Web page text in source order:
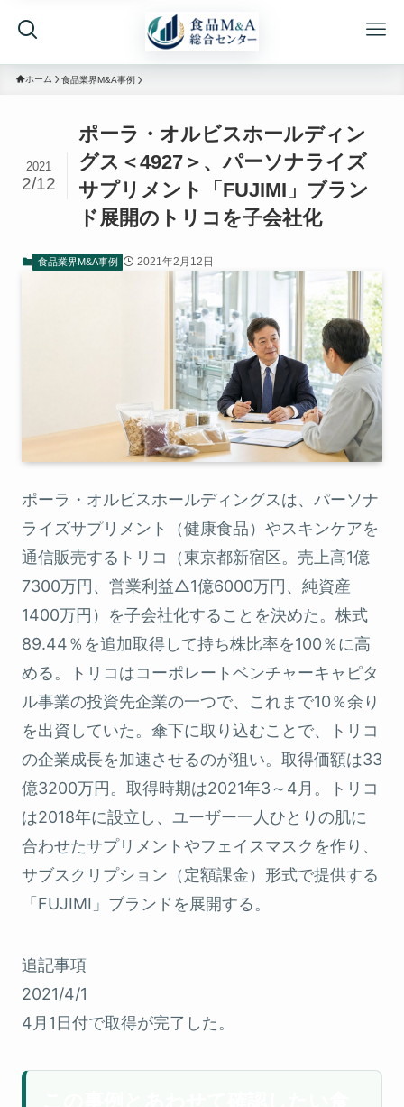
ホーム 食品業界M&A事例
ポーラ・オルビスホールディン
グス＜4927＞、パーソナライズ
サプリメント「FUJIMI」ブラン
ド展開のトリコを子会社化
2021
2/12
食品業界M&A事例 2021年2月12日
ポーラ・オルビスホールディングスは、パーソナ
ライズサプリメント（健康食品）やスキンケアを
通信販売するトリコ（東京都新宿区。売上高1億
7300万円、営業利益△1億6000万円、純資産
1400万円）を子会社化することを決めた。株式
89.44％を追加取得して持ち株比率を100％に高
める。トリコはコーポレートベンチャーキャピタ
ル事業の投資先企業の一つで、これまで10％余り
を出資していた。傘下に取り込むことで、トリコ
の企業成長を加速させるのが狙い。取得価額は33
億3200万円。取得時期は2021年3～4月。トリコ
は2018年に設立し、ユーザー一人ひとりの肌に
合わせたサプリメントやフェイスマスクを作り、
サブスクリプション（定額課金）形式で提供する
「FUJIMI」ブランドを展開する。
追記事項
2021/4/1
4月1日付で取得が完了した。